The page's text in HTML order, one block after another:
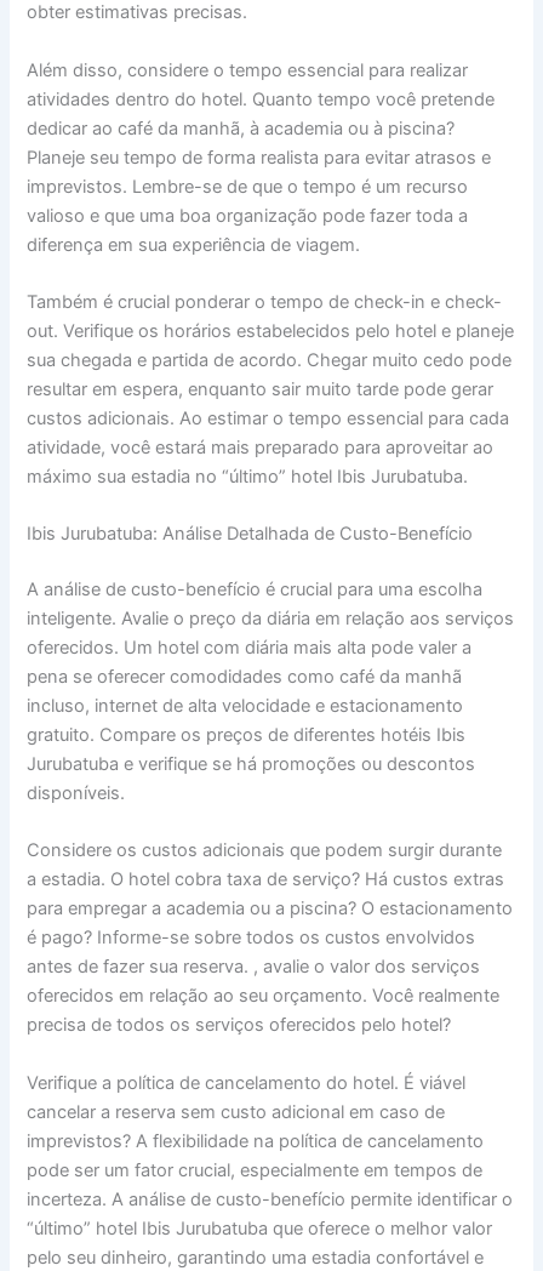
obter estimativas precisas.
Além disso, considere o tempo essencial para realizar
atividades dentro do hotel. Quanto tempo você pretende
dedicar ao café da manhã, à academia ou à piscina?
Planeje seu tempo de forma realista para evitar atrasos e
imprevistos. Lembre-se de que o tempo é um recurso
valioso e que uma boa organização pode fazer toda a
diferença em sua experiência de viagem.
Também é crucial ponderar o tempo de check-in e check-
out. Verifique os horários estabelecidos pelo hotel e planeje
sua chegada e partida de acordo. Chegar muito cedo pode
resultar em espera, enquanto sair muito tarde pode gerar
custos adicionais. Ao estimar o tempo essencial para cada
atividade, você estará mais preparado para aproveitar ao
máximo sua estadia no “último” hotel Ibis Jurubatuba.
Ibis Jurubatuba: Análise Detalhada de Custo-Benefício
A análise de custo-benefício é crucial para uma escolha
inteligente. Avalie o preço da diária em relação aos serviços
oferecidos. Um hotel com diária mais alta pode valer a
pena se oferecer comodidades como café da manhã
incluso, internet de alta velocidade e estacionamento
gratuito. Compare os preços de diferentes hotéis Ibis
Jurubatuba e verifique se há promoções ou descontos
disponíveis.
Considere os custos adicionais que podem surgir durante
a estadia. O hotel cobra taxa de serviço? Há custos extras
para empregar a academia ou a piscina? O estacionamento
é pago? Informe-se sobre todos os custos envolvidos
antes de fazer sua reserva. , avalie o valor dos serviços
oferecidos em relação ao seu orçamento. Você realmente
precisa de todos os serviços oferecidos pelo hotel?
Verifique a política de cancelamento do hotel. É viável
cancelar a reserva sem custo adicional em caso de
imprevistos? A flexibilidade na política de cancelamento
pode ser um fator crucial, especialmente em tempos de
incerteza. A análise de custo-benefício permite identificar o
“último” hotel Ibis Jurubatuba que oferece o melhor valor
pelo seu dinheiro, garantindo uma estadia confortável e